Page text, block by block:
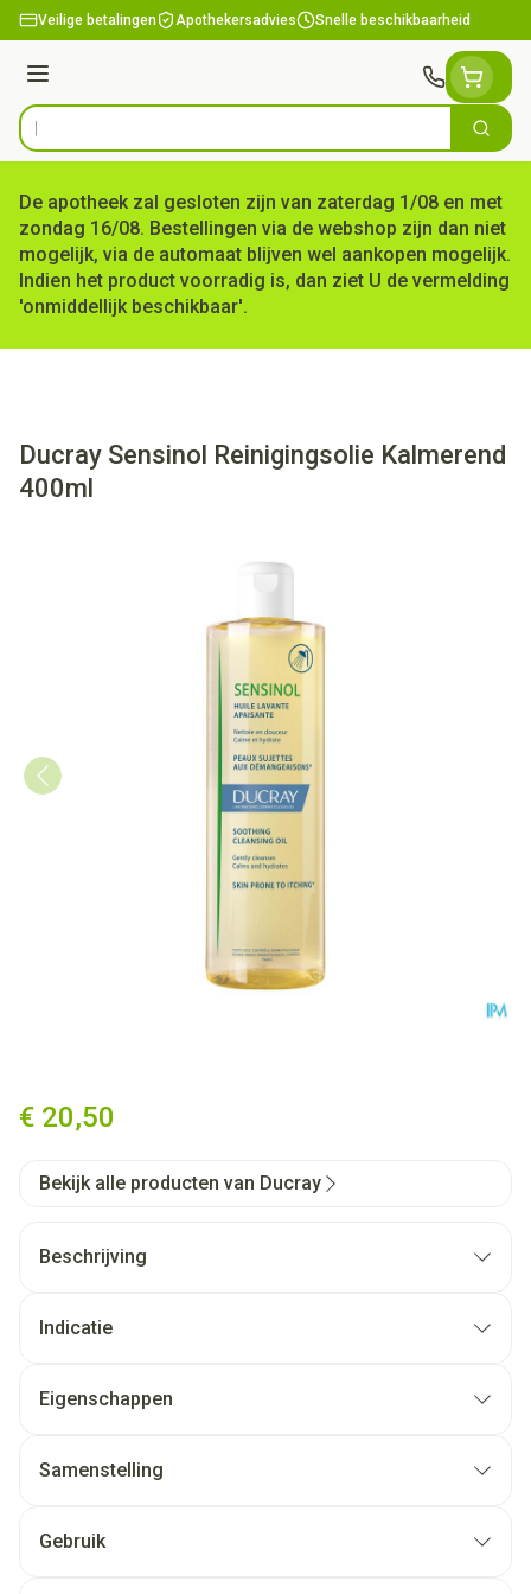
Ga naar de inhoud
Veilige betalingen Apothekersadvies Snelle beschikbaarheid
Menu
Product, merk, categorie... Zoek
De apotheek zal gesloten zijn van zaterdag 1/08 en met
zondag 16/08. Bestellingen via de webshop zijn dan niet
mogelijk, via de automaat blijven wel aankopen mogelijk.
Indien het product voorradig is, dan ziet U de vermelding
'onmiddellijk beschikbaar'.
Ducray Sensinol Reinigingsolie Kalmerend
400ml
€ 20,50
Bekijk alle producten van Ducray
Beschrijving
Indicatie
Eigenschappen
Samenstelling
Gebruik